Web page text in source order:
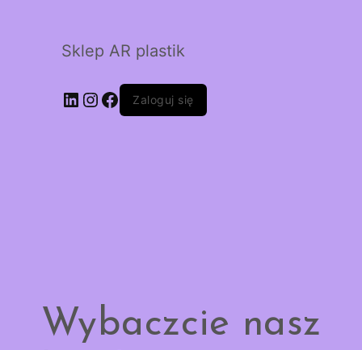
Sklep AR plastik
LinkedIn
Instagram
Facebook
Zaloguj się
Wybaczcie nasz